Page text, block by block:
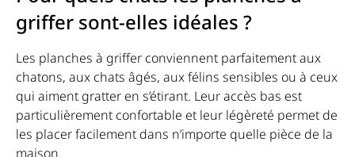
griffer sont-elles idéales ?
Les planches à griffer conviennent parfaitement aux
chatons, aux chats âgés, aux félins sensibles ou à ceux
qui aiment gratter en s’étirant. Leur accès bas est
particulièrement confortable et leur légèreté permet de
les placer facilement dans n’importe quelle pièce de la
maison.